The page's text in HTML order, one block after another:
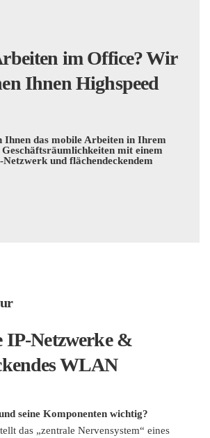
im Office?Wir
Ihnen Highspeed
das mobile Arbeiten in Ihrem
mit einem
und flächendeckendem
IP-Netzwerke &
WLAN
seine Komponenten wichtig?
das „zentrale Nervensystem“ eines